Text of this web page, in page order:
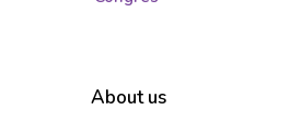
About us